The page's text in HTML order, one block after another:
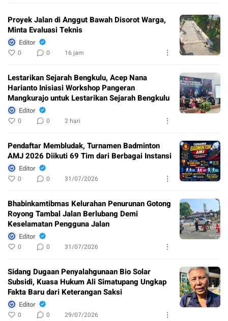
Proyek Jalan di Anggut Bawah Disorot Warga,
Minta Evaluasi Teknis
Editor
0 0 16 jam
Lestarikan Sejarah Bengkulu, Acep Nana
Harianto Inisiasi Workshop Pangeran
Mangkurajo untuk Lestarikan Sejarah Bengkulu
Editor
0 0 2 hari
Pendaftar Membludak, Turnamen Badminton
AMJ 2026 Diikuti 69 Tim dari Berbagai Instansi
Editor
0 0 31/07/2026
Bhabinkamtibmas Kelurahan Penurunan Gotong
Royong Tambal Jalan Berlubang Demi
Keselamatan Pengguna Jalan
Editor
0 0 31/07/2026
Sidang Dugaan Penyalahgunaan Bio Solar
Subsidi, Kuasa Hukum Ali Simatupang Ungkap
Fakta Baru dari Keterangan Saksi
Editor
0 0 29/07/2026